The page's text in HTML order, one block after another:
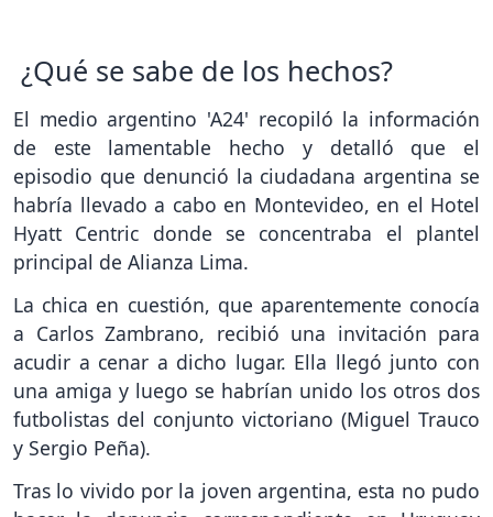
¿Qué se sabe de los hechos?
El medio argentino 'A24' recopiló la información
de este lamentable hecho y detalló que el
episodio que denunció la ciudadana argentina se
habría llevado a cabo en Montevideo, en el Hotel
Hyatt Centric donde se concentraba el plantel
principal de Alianza Lima.
La chica en cuestión, que aparentemente conocía
a Carlos Zambrano, recibió una invitación para
acudir a cenar a dicho lugar. Ella llegó junto con
una amiga y luego se habrían unido los otros dos
futbolistas del conjunto victoriano (Miguel Trauco
y Sergio Peña).
Tras lo vivido por la joven argentina, esta no pudo